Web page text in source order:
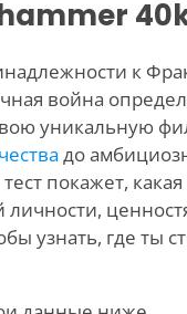
к
война
уникальную
до
тест покажет,
личности,
узнать, где ты